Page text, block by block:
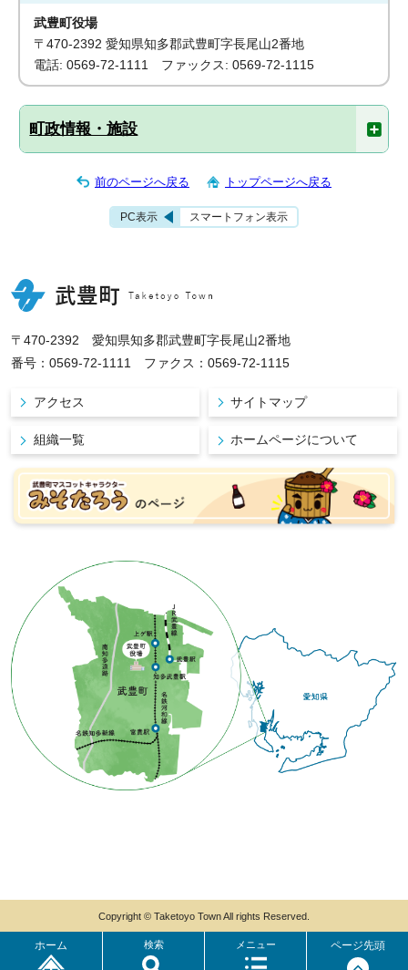
武豊町役場
〒470-2392 愛知県知多郡武豊町字長尾山2番地
電話: 0569-72-1111 ファックス: 0569-72-1115
町政情報・施設
前のページへ戻る トップページへ戻る
PC表示 スマートフォン表示
ホーム 検索 メニュー
〒470-2392 愛知県知多郡武豊町字長尾山2番地
番号：0569-72-1111 ファクス：0569-72-1115
アクセス サイトマップ
組織一覧 ホームページについて
Copyright © Taketoyo Town All rights Reserved.